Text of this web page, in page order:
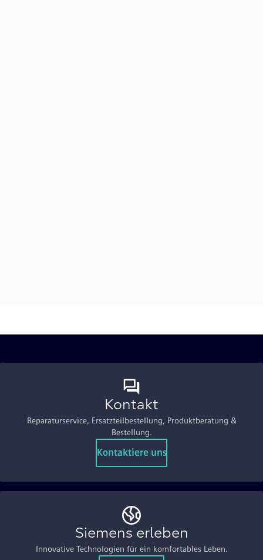
Kontakt
Reparaturservice, Ersatzteilbestellung, Produktberatung &
Bestellung.
Kontaktiere uns
Siemens erleben
Innovative Technologien für ein komfortables Leben.